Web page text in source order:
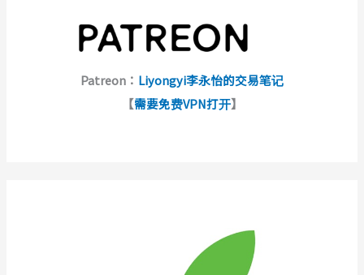
Patreon： Liyongyi李永怡的交易笔记
【需要免费VPN打开】